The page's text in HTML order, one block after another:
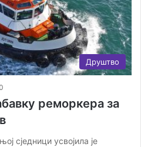
Друштво
реморкера за
сједници усвојила је